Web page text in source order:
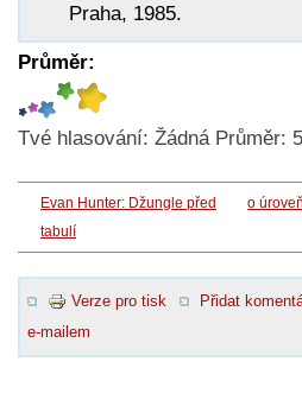
Praha, 1985.
Průměr:
Tvé hlasování: Žádná Průměr: 5
Evan Hunter: Džungle před
tabulí
o
Verze pro tisk Přidat
e-mailem